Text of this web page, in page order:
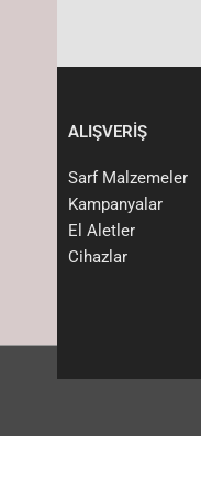
ALIŞVERİŞ
Sarf Malzemeler
Kampanyalar
El Aletler
Cihazlar